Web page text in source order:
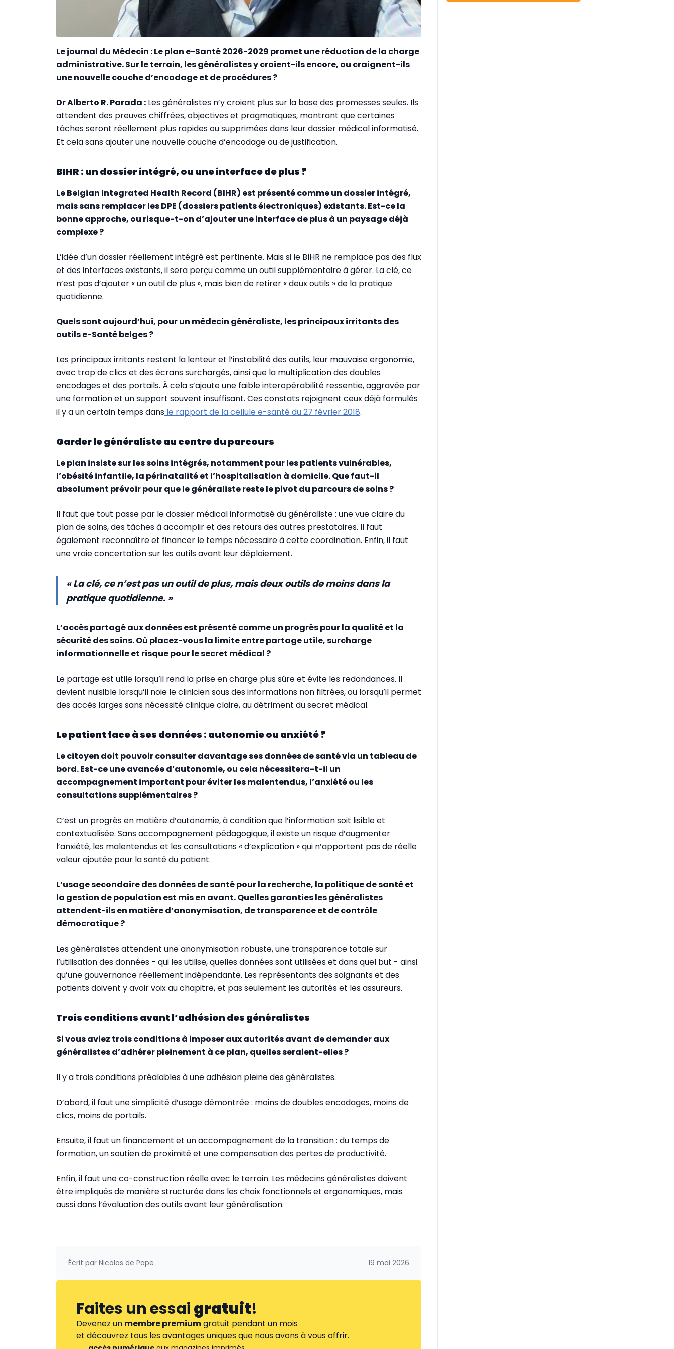
Le journal du Médecin : Le plan e-Santé 2026-2029 promet une réduction de la charge
administrative. Sur le terrain, les généralistes y croient-ils encore, ou craignent-ils
une nouvelle couche d’encodage et de procédures ?
Dr Alberto R. Parada : Les généralistes n’y croient plus sur la base des promesses seules. Ils
attendent des preuves chiffrées, objectives et pragmatiques, montrant que certaines
tâches seront réellement plus rapides ou supprimées dans leur dossier médical informatisé.
Et cela sans ajouter une nouvelle couche d’encodage ou de justification.
BIHR : un dossier intégré, ou une interface de plus ?
Le Belgian Integrated Health Record (BIHR) est présenté comme un dossier intégré,
mais sans remplacer les DPE (dossiers patients électroniques) existants. Est-ce la
bonne approche, ou risque-t-on d’ajouter une interface de plus à un paysage déjà
complexe ?
L’idée d’un dossier réellement intégré est pertinente. Mais si le BIHR ne remplace pas des flux
et des interfaces existants, il sera perçu comme un outil supplémentaire à gérer. La clé, ce
n’est pas d’ajouter « un outil de plus », mais bien de retirer « deux outils » de la pratique
quotidienne.
Quels sont aujourd’hui, pour un médecin généraliste, les principaux irritants des
outils e-Santé belges ?
Les principaux irritants restent la lenteur et l’instabilité des outils, leur mauvaise ergonomie,
avec trop de clics et des écrans surchargés, ainsi que la multiplication des doubles
encodages et des portails. À cela s’ajoute une faible interopérabilité ressentie, aggravée par
une formation et un support souvent insuffisant. Ces constats rejoignent ceux déjà formulés
il y a un certain temps dans le rapport de la cellule e-santé du 27 février 2018.
Garder le généraliste au centre du parcours
Le plan insiste sur les soins intégrés, notamment pour les patients vulnérables,
l’obésité infantile, la périnatalité et l’hospitalisation à domicile. Que faut-il
absolument prévoir pour que le généraliste reste le pivot du parcours de soins ?
Il faut que tout passe par le dossier médical informatisé du généraliste : une vue claire du
plan de soins, des tâches à accomplir et des retours des autres prestataires. Il faut
également reconnaître et financer le temps nécessaire à cette coordination. Enfin, il faut
une vraie concertation sur les outils avant leur déploiement.
« La clé, ce n’est pas un outil de plus, mais deux outils de moins dans la
pratique quotidienne. »
L’accès partagé aux données est présenté comme un progrès pour la qualité et la
sécurité des soins. Où placez-vous la limite entre partage utile, surcharge
informationnelle et risque pour le secret médical ?
Le partage est utile lorsqu’il rend la prise en charge plus sûre et évite les redondances. Il
devient nuisible lorsqu’il noie le clinicien sous des informations non filtrées, ou lorsqu’il permet
des accès larges sans nécessité clinique claire, au détriment du secret médical.
Le patient face à ses données : autonomie ou anxiété ?
Le citoyen doit pouvoir consulter davantage ses données de santé via un tableau de
bord. Est-ce une avancée d’autonomie, ou cela nécessitera-t-il un
accompagnement important pour éviter les malentendus, l’anxiété ou les
consultations supplémentaires ?
C’est un progrès en matière d’autonomie, à condition que l’information soit lisible et
contextualisée. Sans accompagnement pédagogique, il existe un risque d’augmenter
l’anxiété, les malentendus et les consultations « d’explication » qui n’apportent pas de réelle
valeur ajoutée pour la santé du patient.
L’usage secondaire des données de santé pour la recherche, la politique de santé et
la gestion de population est mis en avant. Quelles garanties les généralistes
attendent-ils en matière d’anonymisation, de transparence et de contrôle
démocratique ?
Les généralistes attendent une anonymisation robuste, une transparence totale sur
l’utilisation des données - qui les utilise, quelles données sont utilisées et dans quel but - ainsi
qu’une gouvernance réellement indépendante. Les représentants des soignants et des
patients doivent y avoir voix au chapitre, et pas seulement les autorités et les assureurs.
Trois conditions avant l’adhésion des généralistes
Si vous aviez trois conditions à imposer aux autorités avant de demander aux
généralistes d’adhérer pleinement à ce plan, quelles seraient-elles ?
Il y a trois conditions préalables à une adhésion pleine des généralistes.
D’abord, il faut une simplicité d’usage démontrée : moins de doubles encodages, moins de
clics, moins de portails.
Ensuite, il faut un financement et un accompagnement de la transition : du temps de
formation, un soutien de proximité et une compensation des pertes de productivité.
Enfin, il faut une co-construction réelle avec le terrain. Les médecins généralistes doivent
être impliqués de manière structurée dans les choix fonctionnels et ergonomiques, mais
aussi dans l’évaluation des outils avant leur généralisation.
Écrit par Nicolas de Pape 19 mai 2026
Faites un essaigratuit!
Devenez un membre premiumgratuit pendant un mois
et découvrez tous les avantages uniques que nous avons à vous offrir.